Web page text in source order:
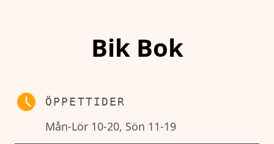
Bik Bok
ÖPPETTIDER
Mån-Lör 10-20, Sön 11-19